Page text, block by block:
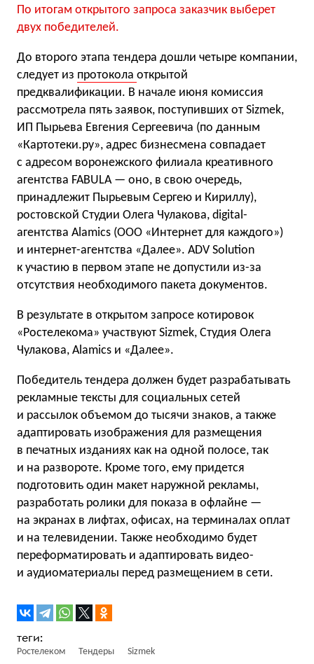
По итогам открытого запроса заказчик выберет
двух победителей.
До второго этапа тендера дошли четыре компании,
следует из протокола открытой
предквалификации. В начале июня комиссия
рассмотрела пять заявок, поступивших от Sizmek,
ИП Пырьева Евгения Сергеевича (по данным
«Картотеки.ру», адрес бизнесмена совпадает
с адресом воронежского филиала креативного
агентства FABULA — оно, в свою очередь,
принадлежит Пырьевым Сергею и Кириллу),
ростовской Студии Олега Чулакова, digital-
агентства Alamics (ООО «Интернет для каждого»)
и интернет-агентства «Далее». ADV Solution
к участию в первом этапе не допустили из-за
отсутствия необходимого пакета документов.
В результате в открытом запросе котировок
«Ростелекома» участвуют Sizmek, Студия Олега
Чулакова, Alamics и «Далее».
Победитель тендера должен будет разрабатывать
рекламные тексты для социальных сетей
и рассылок объемом до тысячи знаков, а также
адаптировать изображения для размещения
в печатных изданиях как на одной полосе, так
и на развороте. Кроме того, ему придется
подготовить один макет наружной рекламы,
разработать ролики для показа в офлайне —
на экранах в лифтах, офисах, на терминалах оплат
и на телевидении. Также необходимо будет
переформатировать и адаптировать видео-
и аудиоматериалы перед размещением в сети.
Ростелеком Тендеры Sizmek